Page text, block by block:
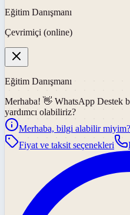
Eğitim Danışmanı
Çevrimiçi (online)
Eğitim Danışmanı
Merhaba! 👋 WhatsApp Destek
yardımcı olabiliriz?
Merhaba, bilgi alabilir miyim?
Fiyat ve taksit seçenekleri